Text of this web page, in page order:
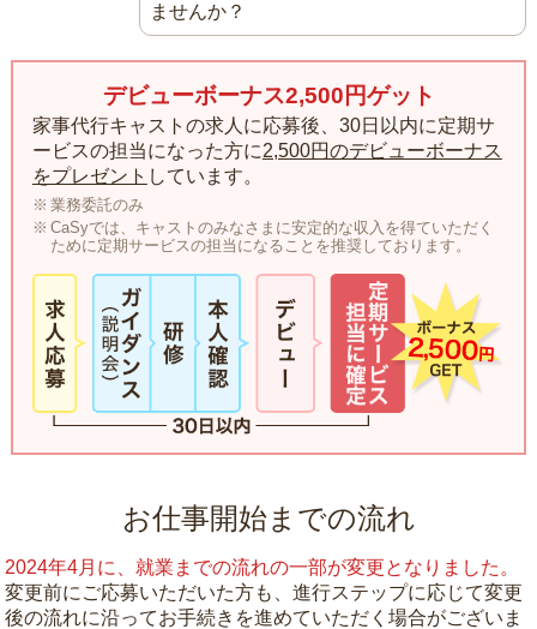
ませんか？
デビューボーナス2,500円ゲット
家事代行キャストの求人に応募後、30日以内に定期サ
ービスの担当になった方に2,500円のデビューボーナス
をプレゼント しています。
業務委託のみ
CaSyでは、キャストのみなさまに安定的な収入を得ていただく
ために定期サービスの担当になることを推奨しております。
お仕事開始までの流れ
2024年4月に、就業までの流れの一部が変更となりました。
変更前にご応募いただいた方も、進行ステップに応じて変更
後の流れに沿ってお手続きを進めていただく場合がございま